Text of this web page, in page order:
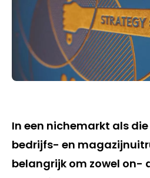
In een nichemarkt als
bedrijfs- en
belangrijk om zowel on-